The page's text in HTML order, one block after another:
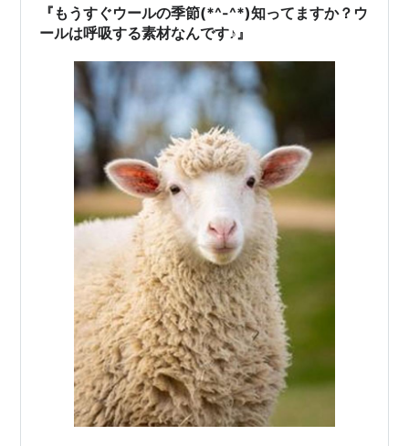
『もうすぐウールの季節(*^-^*)知ってますか？ウ
ールは呼吸する素材なんです♪』